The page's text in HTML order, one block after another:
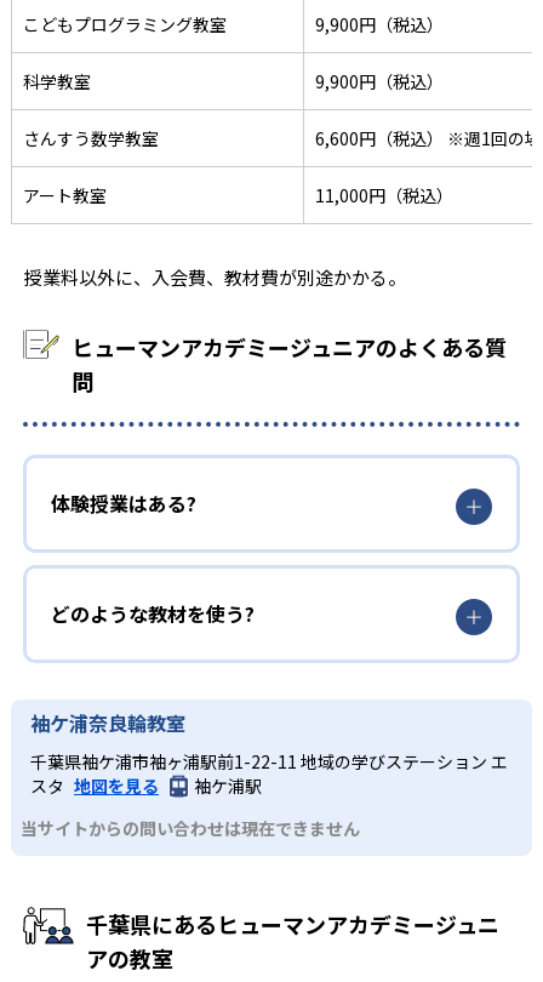
こどもプログラミング教室 9,900円（税込）
科学教室 9,900円（税込）
さんすう数学教室 6,600円（税込） ※週1回の
アート教室 11,000円（税込）
授業料以外に、入会費、教材費が別途かかる。
ヒューマンアカデミージュニアのよくある質
問
体験授業はある?
どのような教材を使う?
袖ケ浦奈良輪教室
千葉県袖ケ浦市袖ヶ浦駅前1-22-11 地域の学びステーション エ
スタ 地図を見る
袖ケ浦駅
当サイトからの問い合わせは現在できません
千葉県にあるヒューマンアカデミージュニ
アの教室